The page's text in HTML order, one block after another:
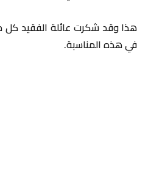
هذا وقد شكرت عائلة الفقيد
في هذه المناسبة.